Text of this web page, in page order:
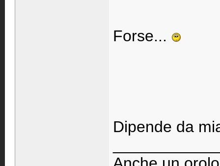
Forse...
Dipende da